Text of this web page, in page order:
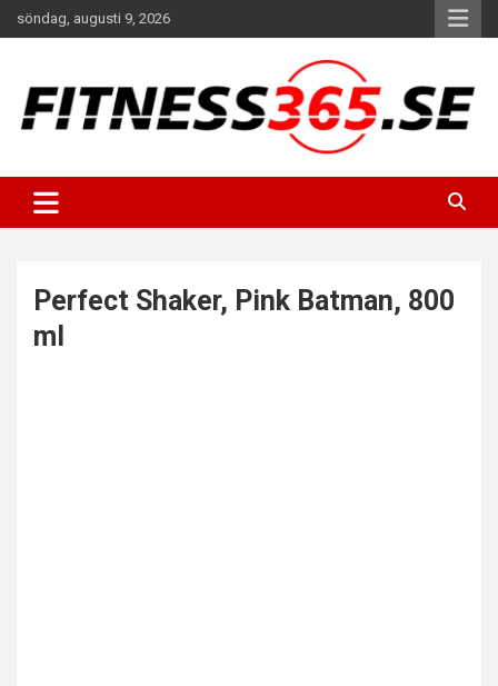
Hoppa
till
söndag, augusti 9, 2026
FITNESS365
Perfect Shaker, Pink Batman, 800
ml